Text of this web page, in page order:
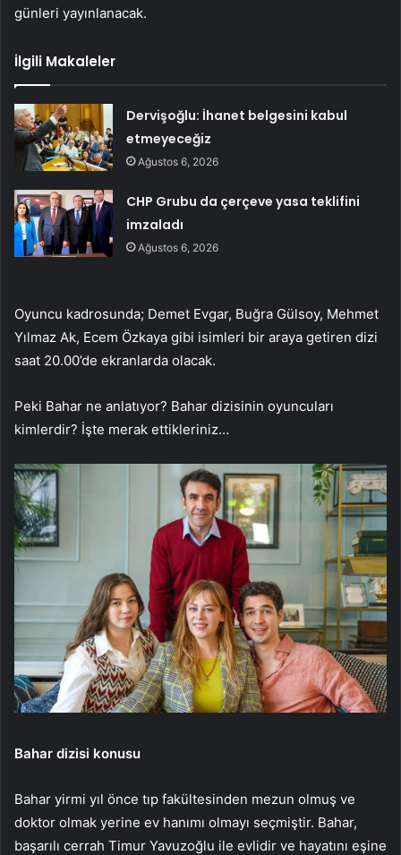
günleri yayınlanacak.
İlgili Makaleler
Dervişoğlu: İhanet belgesini kabul
etmeyeceğiz
Ağustos 6, 2026
CHP Grubu da çerçeve yasa teklifini
imzaladı
Ağustos 6, 2026
Oyuncu kadrosunda; Demet Evgar, Buğra Gülsoy, Mehmet
Yılmaz Ak, Ecem Özkaya gibi isimleri bir araya getiren dizi
saat 20.00’de ekranlarda olacak.
Peki Bahar ne anlatıyor? Bahar dizisinin oyuncuları
kimlerdir? İşte merak ettikleriniz…
Bahar dizisi konusu
Bahar yirmi yıl önce tıp fakültesinden mezun olmuş ve
doktor olmak yerine ev hanımı olmayı seçmiştir. Bahar,
başarılı cerrah Timur Yavuzoğlu ile evlidir ve hayatını eşine